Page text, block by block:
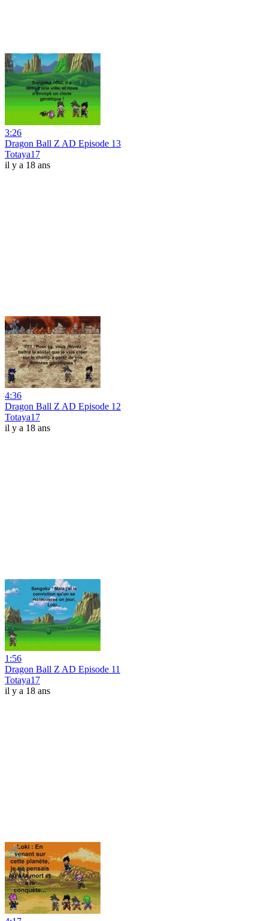
3:26
Dragon Ball Z AD Episode 13
Totaya17
il y a 18 ans
4:36
Dragon Ball Z AD Episode 12
Totaya17
il y a 18 ans
1:56
Dragon Ball Z AD Episode 11
Totaya17
il y a 18 ans